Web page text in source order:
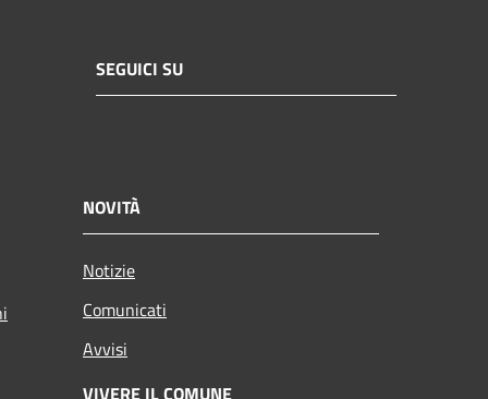
SEGUICI SU
NOVITÀ
Notizie
Comunicati
Avvisi
VIVERE IL COMUNE